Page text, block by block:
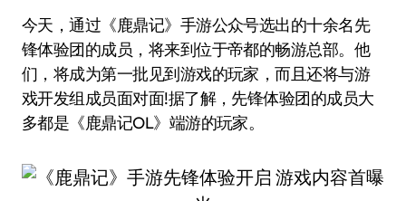
今天，通过《鹿鼎记》手游公众号选出的十余名先
锋体验团的成员，将来到位于帝都的畅游总部。他
们，将成为第一批见到游戏的玩家，而且还将与游
戏开发组成员面对面!据了解，先锋体验团的成员大
多都是《鹿鼎记OL》端游的玩家。